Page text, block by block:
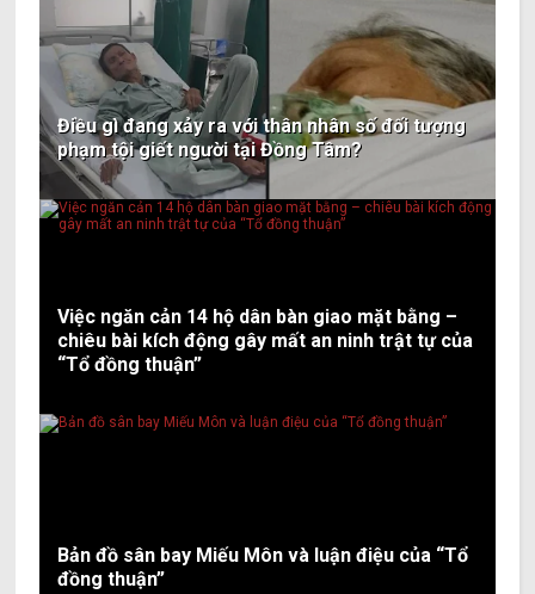
Điều gì đang xảy ra với thân nhân số đối tượng
phạm tội giết người tại Đồng Tâm?
Việc ngăn cản 14 hộ dân bàn giao mặt bằng –
chiêu bài kích động gây mất an ninh trật tự của
“Tổ đồng thuận”
Bản đồ sân bay Miếu Môn và luận điệu của “Tổ
đồng thuận”